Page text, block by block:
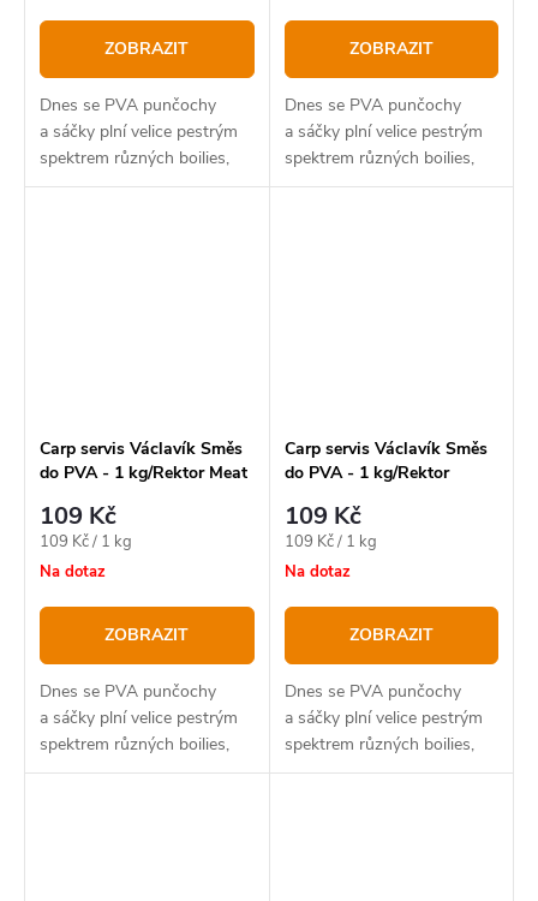
ZOBRAZIT
Dnes se PVA punčochy
a sáčky plní velice pestrým
spektrem různých boilies,
pelet a všemožných dalších
ZOBRAZIT
Dnes se PVA punčochy
a sáčky plní velice pestrým
spektrem různých boilies,
pelet a všemožných dalších
Carp servis Václavík Směs
do PVA - 1 kg/Rektor Meat
109 Kč
Měrná
cena:
109 Kč / 1 kg
Na dotaz
ZOBRAZIT
Dnes se PVA punčochy
a sáčky plní velice pestrým
spektrem různých boilies,
pelet a všemožných dalších
Carp servis Václavík Směs
do PVA - 1 kg/Rektor
109 Kč
Měrná
cena:
109 Kč / 1 kg
Na dotaz
ZOBRAZIT
Dnes se PVA punčochy
a sáčky plní velice pestrým
spektrem různých boilies,
pelet a všemožných dalších